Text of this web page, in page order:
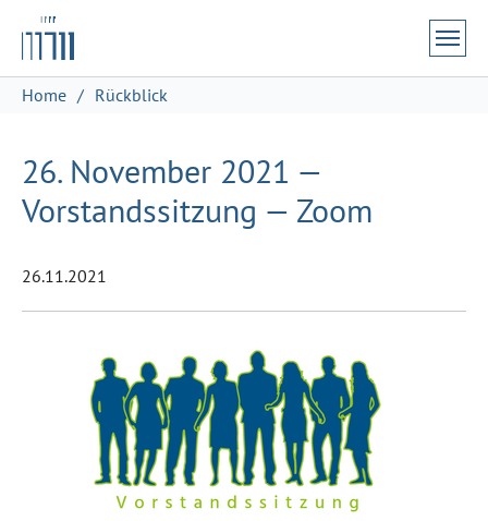
Zum Hauptinhalt springen
Skip to page footer
Sie sind hier:
Home Rückblick
26. November 2021 —
Vorstandssitzung — Zoom
26.11.2021